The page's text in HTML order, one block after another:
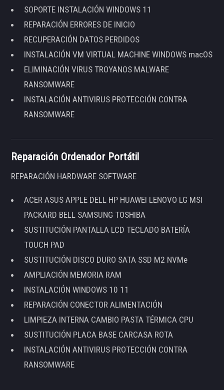
SOPORTE INSTALACIÓN WINDOWS 11
REPARACIÓN ERRORES DE INICIO
RECUPERACIÓN DATOS PERDIDOS
INSTALACIÓN VM VIRTUAL MACHINE WINDOWS macOS
ELIMINACIÓN VIRUS TROYANOS MALWARE
RANSOMWARE
INSTALACIÓN ANTIVIRUS PROTECCIÓN CONTRA
RANSOMWARE
Reparación Ordenador Portátil
REPARACIÓN HARDWARE SOFTWARE
ACER ASUS APPLE DELL HP HUAWEI LENOVO LG MSI
PACKARD BELL SAMSUNG TOSHIBA
SUSTITUCIÓN PANTALLA LCD TECLADO BATERÍA
TOUCH PAD
SUSTITUCIÓN DISCO DURO SATA SSD M2 NVMe
AMPLIACIÓN MEMORIA RAM
INSTALACIÓN WINDOWS 10 11
REPARACIÓN CONECTOR ALIMENTACIÓN
LIMPIEZA INTERNA CAMBIO PASTA TÉRMICA CPU
SUSTITUCIÓN PLACA BASE CARCASA ROTA
INSTALACIÓN ANTIVIRUS PROTECCIÓN CONTRA
RANSOMWARE